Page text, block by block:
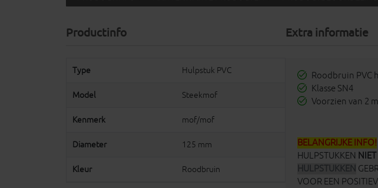
Productinfo
Type Hulpstuk PVC
Model Steekmof
Kenmerk mof/mof
Diameter 125 mm
Kleur Roodbruin
Extra informatie
Roodbruin PVC
Klasse SN4
Voorzien van 2
BELANGRIJKE INFO!
HULPSTUKKEN
HULPSTUKKEN
VOOR EEN